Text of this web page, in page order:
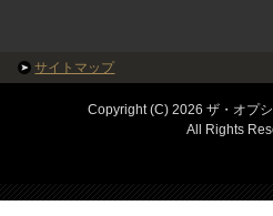
サイトマップ
Copyright (C) 2026 ザ・オプ
All Rights